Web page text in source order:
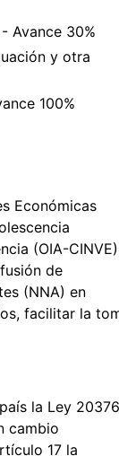
Avance 30%
y otra
100%
Económicas
(OIA-
de
(NNA) en
facilitar la
la Ley 20376
cambio
17 la